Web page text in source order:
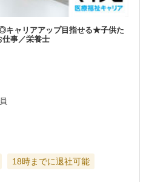
キャリアアップ目指せる★子供た
仕事／栄養士
18時までに退社可能